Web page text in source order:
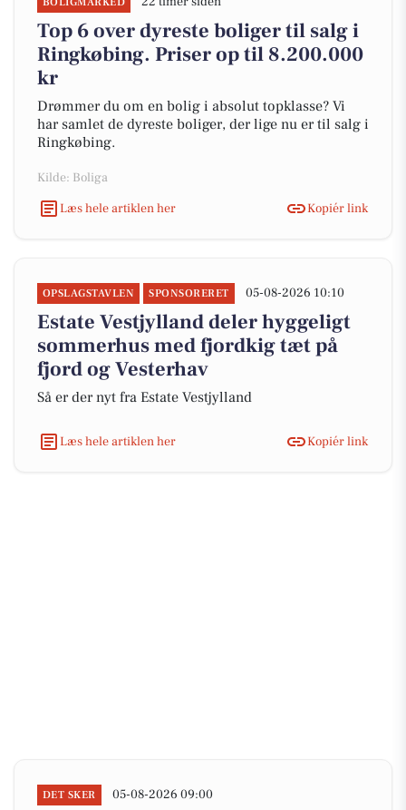
Top 6 over dyreste boliger til salg i
Ringkøbing. Priser op til 8.200.000
kr
Drømmer du om en bolig i absolut topklasse? Vi
har samlet de dyreste boliger, der lige nu er til salg i
Ringkøbing.
Kilde: Boliga
Læs hele artiklen her
Kopiér link
OPSLAGSTAVLEN SPONSORERET 05-08-2026 10:10
Estate Vestjylland deler hyggeligt
sommerhus med fjordkig tæt på
fjord og Vesterhav
Så er der nyt fra Estate Vestjylland
Læs hele artiklen her Kopiér link
DET SKER 05-08-2026 09:00